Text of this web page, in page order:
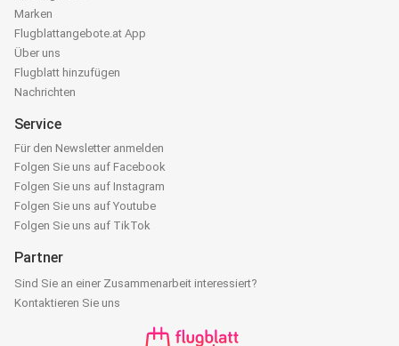
Marken
Flugblattangebote.at App
Über uns
Flugblatt hinzufügen
Nachrichten
Service
Für den Newsletter anmelden
Folgen Sie uns auf Facebook
Folgen Sie uns auf Instagram
Folgen Sie uns auf Youtube
Folgen Sie uns auf TikTok
Partner
Sind Sie an einer Zusammenarbeit interessiert?
Kontaktieren Sie uns